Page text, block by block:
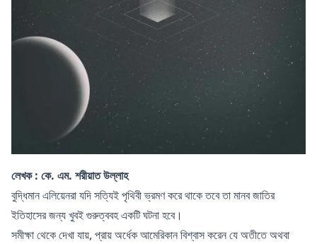
লেখক : কে. এম. শরীয়াত উল্লাহ
বুদ্ধিমান এলিয়েনরা যদি সত্যিই পৃথিবী ভ্রমণ করে থাকে তবে তা মানব জাতির
ইতিহাসের জন্য খুবই গুরুত্ববহ একটি ঘটনা হবে।
সমীক্ষা থেকে দেখা যায়, প্রায় অর্ধেক আমেরিকান বিশ্বাস করেন যে অতীতে অথবা